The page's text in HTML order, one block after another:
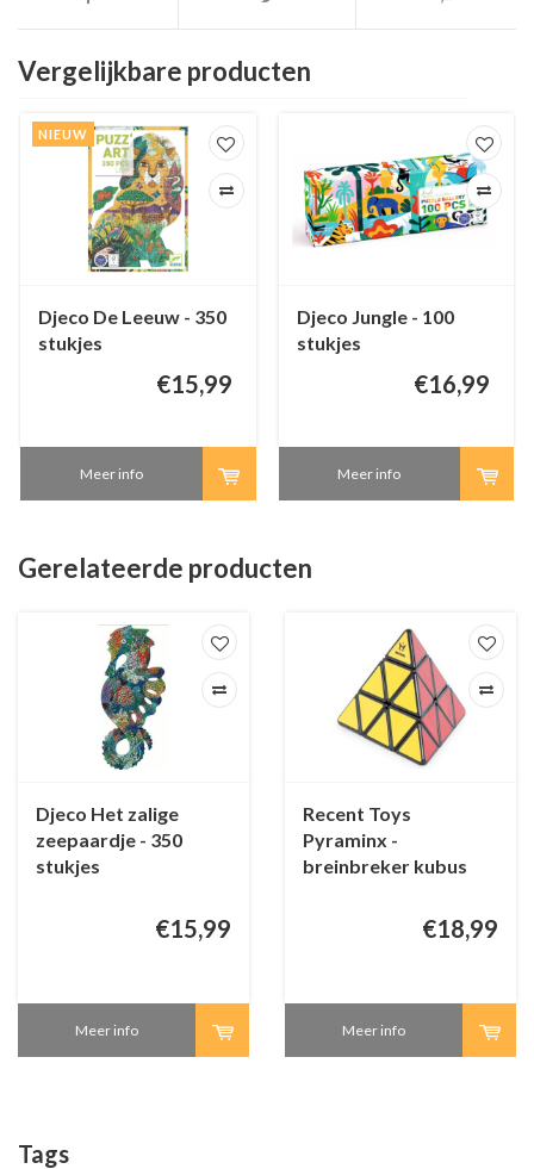
Vergelijkbare producten
NIEUW
Djeco De Leeuw - 350
stukjes
€15,99
Meer info
Djeco Jungle - 100
stukjes
€16,99
Meer info
Gerelateerde producten
Djeco Het zalige
zeepaardje - 350
stukjes
€15,99
Meer info
Recent Toys
Pyraminx -
breinbreker kubus
€18,99
Meer info
Tags